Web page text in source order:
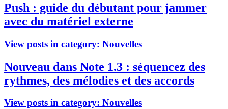
Push : guide du débutant pour jammer
avec du matériel externe
View posts in category: Nouvelles
Nouveau dans Note 1.3 : séquencez des
rythmes, des mélodies et des accords
View posts in category: Nouvelles